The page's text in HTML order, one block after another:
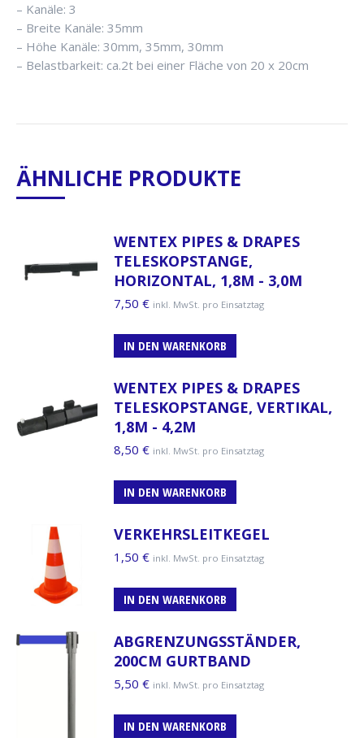
– Kanäle: 3
– Breite Kanäle: 35mm
– Höhe Kanäle: 30mm, 35mm, 30mm
– Belastbarkeit: ca.2t bei einer Fläche von 20 x 20cm
ÄHNLICHE PRODUKTE
WENTEX PIPES & DRAPES
TELESKOPSTANGE,
HORIZONTAL, 1,8M - 3,0M
7,50 € inkl. MwSt. pro Einsatztag
IN DEN WARENKORB
WENTEX PIPES & DRAPES
TELESKOPSTANGE, VERTIKAL,
1,8M - 4,2M
8,50 € inkl. MwSt. pro Einsatztag
IN DEN WARENKORB
VERKEHRSLEITKEGEL
1,50 € inkl. MwSt. pro Einsatztag
IN DEN WARENKORB
ABGRENZUNGSSTÄNDER,
200CM GURTBAND
5,50 € inkl. MwSt. pro Einsatztag
IN DEN WARENKORB